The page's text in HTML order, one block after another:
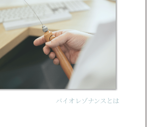
バイオレゾナンスとは